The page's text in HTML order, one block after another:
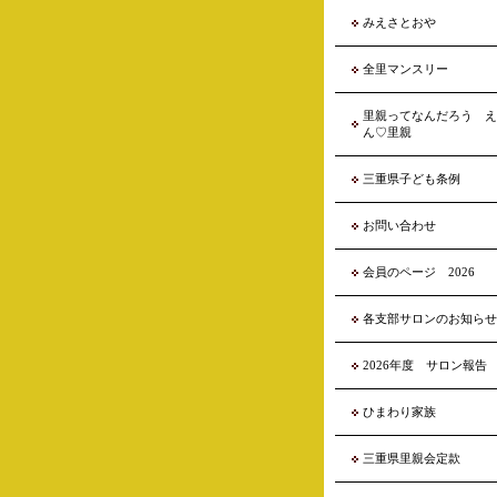
みえさとおや
全里マンスリー
里親ってなんだろう
ん♡里親
三重県子ども条例
お問い合わせ
会員のページ 2026
各支部サロンのお知らせ
2026年度 サロン報告
ひまわり家族
三重県里親会定款